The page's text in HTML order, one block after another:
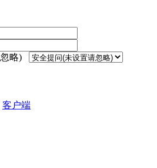
略)
客户端